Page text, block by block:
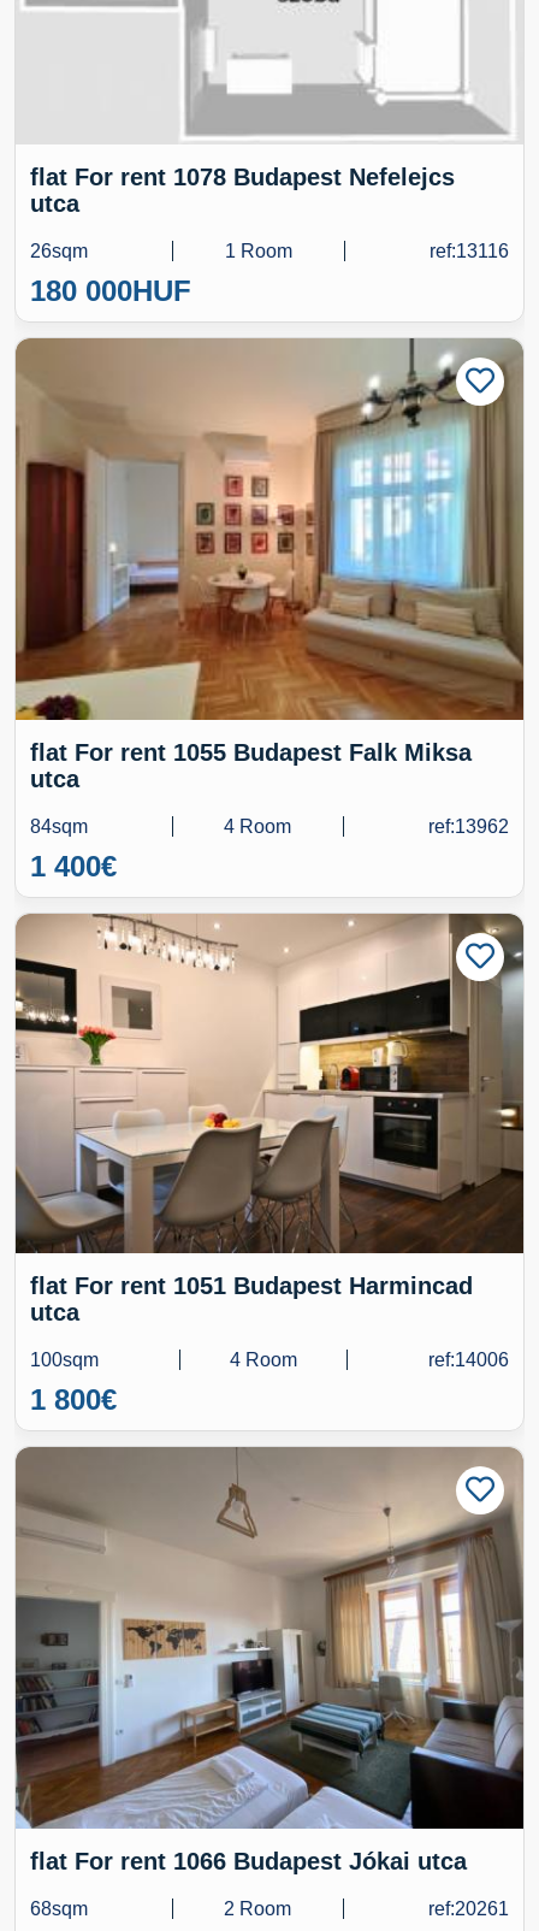
flat For rent 1078 Budapest Nefelejcs
utca
26sqm 1 Room ref:13116
180 000HUF
flat For rent 1055 Budapest Falk Miksa
utca
84sqm 4 Room ref:13962
1 400€
flat For rent 1051 Budapest Harmincad
utca
100sqm 4 Room ref:14006
1 800€
flat For rent 1066 Budapest Jókai utca
68sqm 2 Room ref:20261